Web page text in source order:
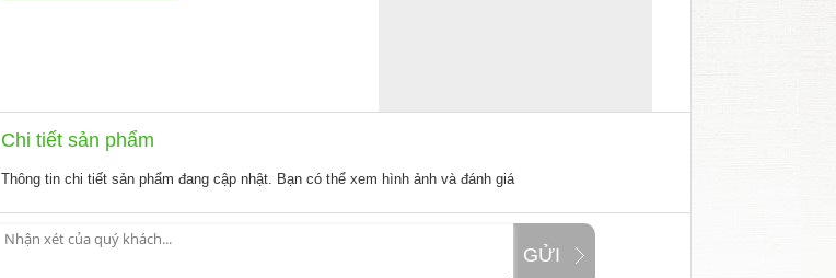
Chi tiết sản phẩm
Thông tin chi tiết sản phẩm đang cập nhật. Bạn có thể xem hình ảnh và đánh giá
GỬI